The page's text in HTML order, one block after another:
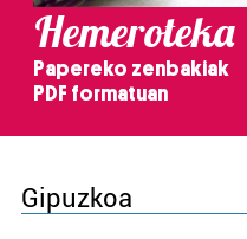
Hemeroteka
Papereko zenbakiak
PDF formatuan
Gipuzkoa